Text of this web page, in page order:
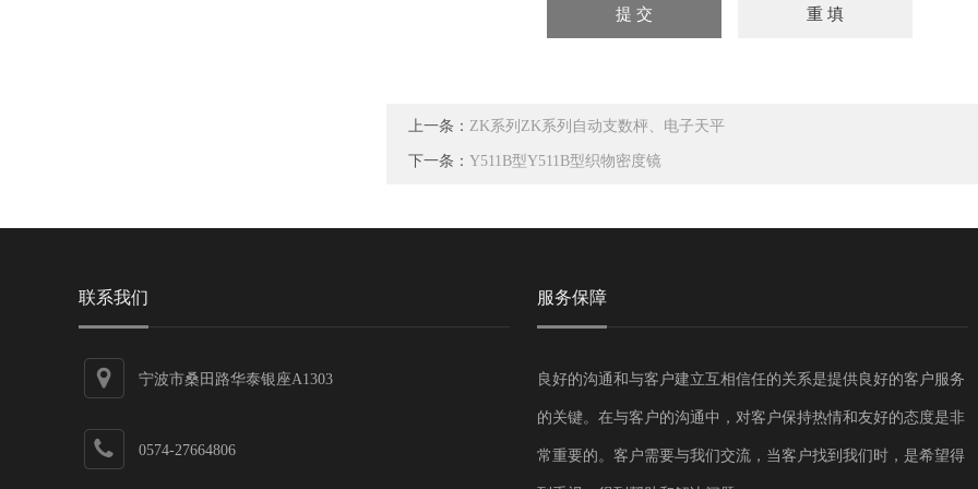
上一条： ZK系列ZK系列自动支数枰、电子天平
下一条： Y511B型Y511B型织物密度镜
联系我们
宁波市桑田路华泰银座A1303
0574-27664806
服务保障
良好的沟通和与客户建立互相信任的关系是提供良好的客户服务
的关键。在与客户的沟通中，对客户保持热情和友好的态度是非
常重要的。客户需要与我们交流，当客户找到我们时，是希望得